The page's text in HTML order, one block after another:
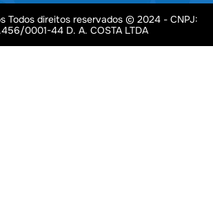
Todos direitos reservados © 2024 - CNPJ:
0001-44 D. A. COSTA LTDA